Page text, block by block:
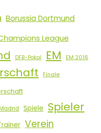
Borussia Dortmund
League
DFB-Pokal EM EM 2016
Finale
Spiele Spieler
Verein